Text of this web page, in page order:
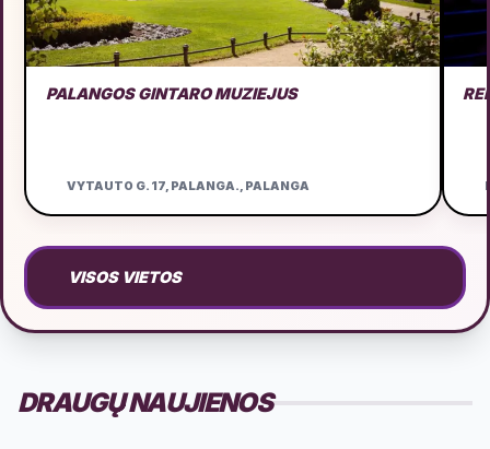
PALANGOS GINTARO MUZIEJUS
VYTAUTO G. 17, PALANGA., PALANGA
VISOS VIETOS
DRAUGŲ NAUJIENOS